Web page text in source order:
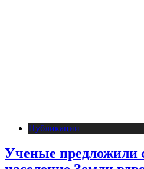
Публикации
Ученые предложили